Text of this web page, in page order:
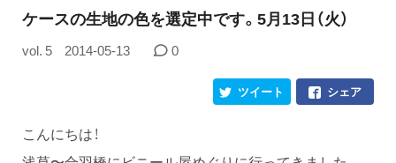
ケースの生地の色を選定中です。5月13日（火）
vol. 5 2014-05-13 0
シェア
ツイート
こんにちは！